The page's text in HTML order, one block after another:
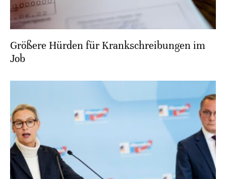
Größere Hürden für Krankschreibungen im
Job